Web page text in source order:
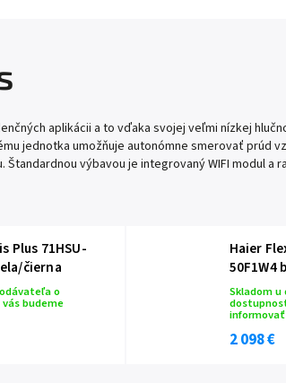
aplikácii a to vďaka svojej veľmi nízkej
jednotka umožňuje autonómne smerovať prúd
výbavou je integrovaný WIFI modul a
Plus 71HSU-
čierna
o
budeme
Haier
50F1W4
Skladom
informovať
2 098 €